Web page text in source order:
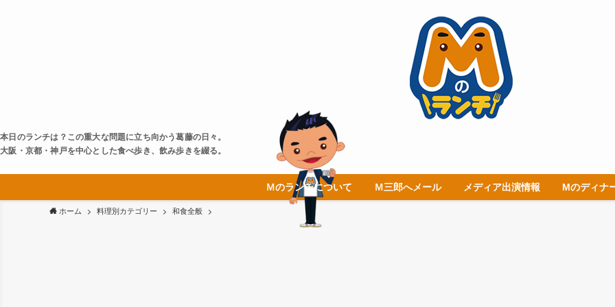
本日のランチは？この重大な問題に立ち向かう葛藤の日々。
大阪・京都・神戸を中心とした食べ歩き、飲み歩きを綴る。
Ｍのランチについて Ｍ三郎へメール メディア出演情報 Mのディナ
ホーム 料理別カテゴリー 和食全般